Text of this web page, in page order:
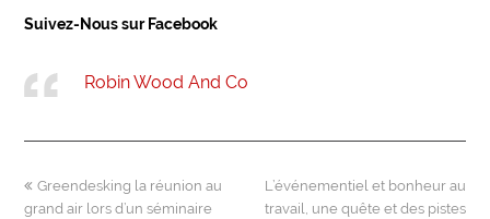
Suivez-Nous sur Facebook
Robin Wood And Co
previous
post:
Greendesking la réunion au
grand air lors d’un séminaire
next
post:
L’événementiel et bonheur au
travail, une quête et des pistes